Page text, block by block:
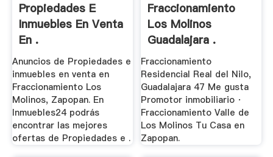
Propiedades E
Inmuebles En Venta
En .
Anuncios de Propiedades e
inmuebles en venta en
Fraccionamiento Los
Molinos, Zapopan. En
Inmuebles24 podrás
encontrar las mejores
ofertas de Propiedades e .
Fraccionamiento
Los Molinos
Guadalajara .
Fraccionamiento
Residencial Real del Nilo,
Guadalajara 47 Me gusta
Promotor inmobiliario ·
Fraccionamiento Valle de
Los Molinos Tu Casa en
Zapopan.